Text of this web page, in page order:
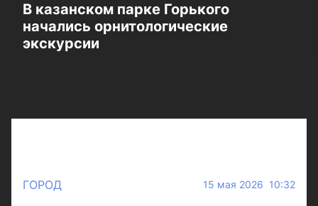
В казанском парке Горького
начались орнитологические
экскурсии
ГОРОД 15 мая 2026 10:32